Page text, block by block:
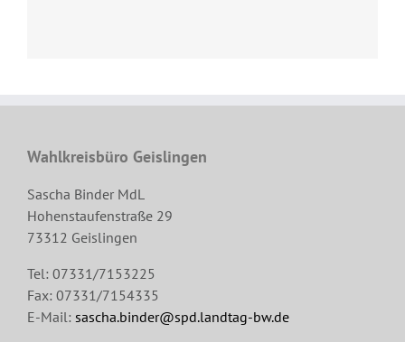
Wahlkreisbüro Geislingen
Sascha Binder MdL
Hohenstaufenstraße 29
73312 Geislingen
Tel: 07331/7153225
Fax: 07331/7154335
E-Mail: sascha.binder@spd.landtag-bw.de